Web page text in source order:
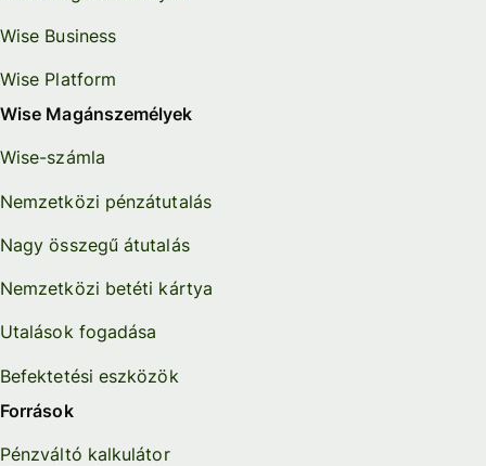
Wise Business
Wise Platform
Wise Magánszemélyek
Wise-számla
Nemzetközi pénzátutalás
Nagy összegű átutalás
Nemzetközi betéti kártya
Utalások fogadása
Befektetési eszközök
Források
Pénzváltó kalkulátor